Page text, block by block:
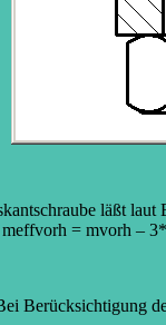
läßt
= mvorh –
Berücksichtigung